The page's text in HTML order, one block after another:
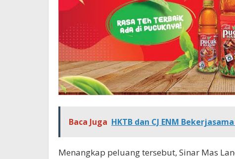
Baca Juga HKTB dan CJ ENM
Menangkap peluang tersebut, Sinar Mas